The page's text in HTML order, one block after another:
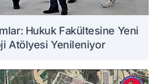
Hukuk Fakültesine Yeni
Atölyesi Yenileniyor